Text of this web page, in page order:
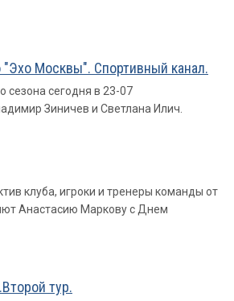
"Эхо Москвы". Спортивный канал.
сезона сегодня в 23-07
Зиничев и Светлана Илич.
клуба, игроки и тренеры команды от
Анастасию Маркову с Днем
тур.